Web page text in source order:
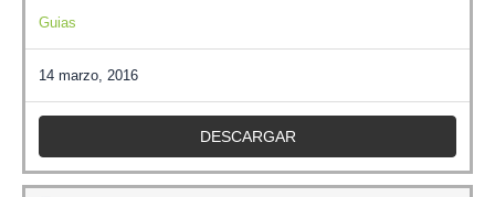
Guias
14 marzo, 2016
DESCARGAR